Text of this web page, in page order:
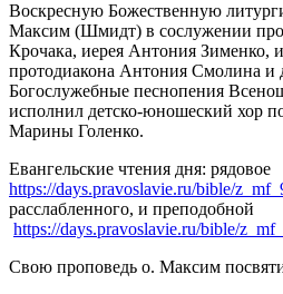
Воскресную Божественную
Максим (Шмидт) в сослужении
Крочака, иерея Антония Зименко,
протодиакона Антония Смолина и
Богослужебные песнопения
исполнил детско-юношеский хор
Марины Голенко.
Евангельские чтения дня: рядовое
https://days.pravoslavie.ru/bible/
расслабленного, и преподобной
https://days.pravoslavie.ru/bible/
Свою проповедь о. Максим